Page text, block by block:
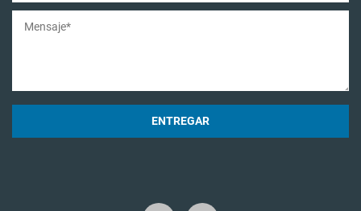
ENTREGAR